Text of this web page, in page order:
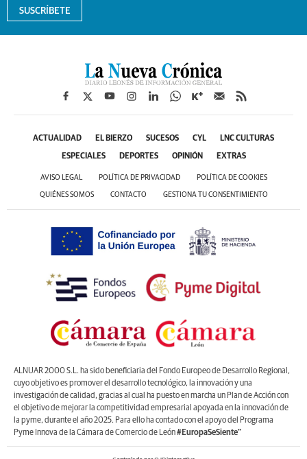
SUSCRÍBETE
ACTUALIDAD EL BIERZO SUCESOS CYL LNC CULTURAS
ESPECIALES DEPORTES OPINIÓN EXTRAS
AVISO LEGAL POLÍTICA DE PRIVACIDAD POLÍTICA DE COOKIES
QUIÉNES SOMOS CONTACTO GESTIONA TU CONSENTIMIENTO
ALNUAR 2000 S.L. ha sido beneficiaria del Fondo Europeo de Desarrollo Regional,
cuyo objetivo es promover el desarrollo tecnológico, la innovación y una
investigación de calidad, gracias al cual ha puesto en marcha un Plan de Acción con
el objetivo de mejorar la competitividad empresarial apoyada en la innovación de
la pyme, durante el año 2025. Para ello ha contado con el apoyo del Programa
Pyme Innova de la Cámara de Comercio de León#EuropaSeSiente”